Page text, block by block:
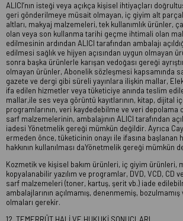
ALICI’nın isteği veya açıkça kişisel ihtiyaçları
geri gönderilmeye müsait olmayan, iç giyim alt
altları, makyaj malzemeleri, tek kullanımlık ürünler,
olan veya son kullanma tarihi geçme ihtimali olan
edilmesinin ardından ALICI tarafından ambalajı
edilmesi sağlık ve hijyen açısından uygun olmayan
sonra başka ürünlerle karışan vedoğası gereği
olmayan ürünler, Abonelik sözleşmesi kapsamında
gazete ve dergi gibi süreli yayınlara ilişkin mallar,
ifa edilen hizmetler veya tüketiciye anında teslim
mallar,ile ses veya görüntü kayıtlarının, kitap, dijital
programlarının, veri kaydedebilme ve veri depolama
sarf malzemelerinin, ambalajının ALICI tarafından
iadesi Yönetmelik gereği mümkün değildir. Ayrıca
ermeden önce, tüketicinin onayı ile ifasına başlanan
hakkının kullanılması daYönetmelik gereği mümkün
Kozmetik ve kişisel bakım ürünleri, iç giyim ürünleri,
kopyalanabilir yazılım ve programlar, DVD, VCD, CD
sarf malzemeleri (toner, kartuş, şerit vb.) iade
ambalajlarının açılmamış, denenmemiş, bozulmamış
olmaları gerekir.
12. TEMERRÜT HALİ VE HUKUKİ SONUÇLARI